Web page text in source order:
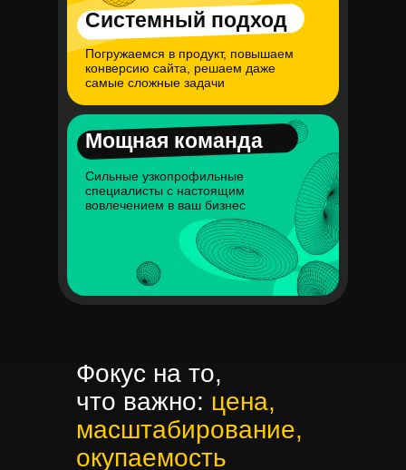
Сильные узкопрофильные
специалисты с настоящим
вовлечением в ваш бизнес
Мощная команда
Погружаемся в продукт, повышаем
конверсию сайта, решаем даже
самые сложные задачи
Системный подход
Фокус на то,
что важно: цена,
масштабирование,
окупаемость